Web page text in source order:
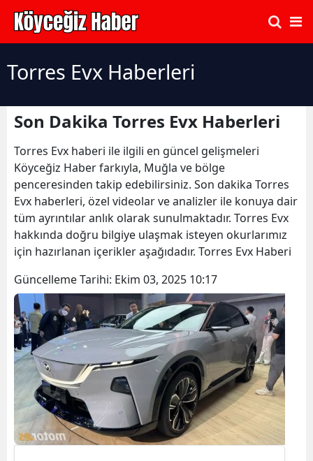
Torres Evx Haberleri
Son Dakika Torres Evx Haberleri
Torres Evx haberi ile ilgili en güncel gelişmeleri
Köyceğiz Haber farkıyla, Muğla ve bölge
penceresinden takip edebilirsiniz. Son dakika Torres
Evx haberleri, özel videolar ve analizler ile konuya dair
tüm ayrıntılar anlık olarak sunulmaktadır. Torres Evx
hakkında doğru bilgiye ulaşmak isteyen okurlarımız
için hazırlanan içerikler aşağıdadır. Torres Evx Haberi
Güncelleme Tarihi: Ekim 03, 2025 10:17